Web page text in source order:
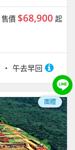
午去早回
售價 $68,900 起
團體